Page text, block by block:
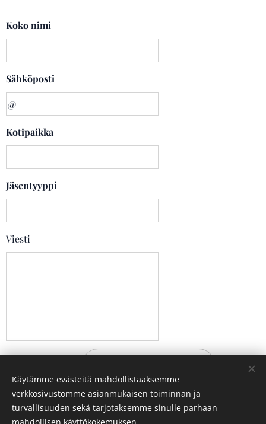
Koko nimi
Sähköposti
Kotipaikka
Jäsentyyppi
Viesti
TSKK:n rekisteri- ja tietosuojaseloste
Käytämme evästeitä mahdollistaaksemme
verkkosivustomme asianmukaisen toiminnan ja
turvallisuuden sekä tarjotaksemme sinulle parhaan